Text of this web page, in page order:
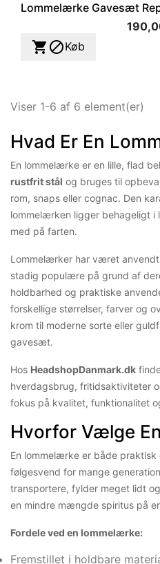
Lommelærke Gavesæt
 Køb
Viser 1-6 af 6 element(er)
Hvad Er En
En lommelærke er en lille, flad
rustfrit stål og bruges til
rom, snaps eller cognac. Den
lommelærken ligger behageligt i
med på farten.
Lommelærker har været
stadig populære på grund af
holdbarhed og praktiske
forskellige størrelser, farver og
krom til moderne sorte eller
gavesæt.
Hos HeadshopDanmark.dk
hverdagsbrug, fritidsaktiviteter
fokus på kvalitet, funktionalitet
Hvorfor Vælge
En lommelærke er både
følgesvend for mange
transportere, fylder meget lidt
en mindre mængde spiritus på
Fordele ved en lommelærke:
Fremstillet i holdbare